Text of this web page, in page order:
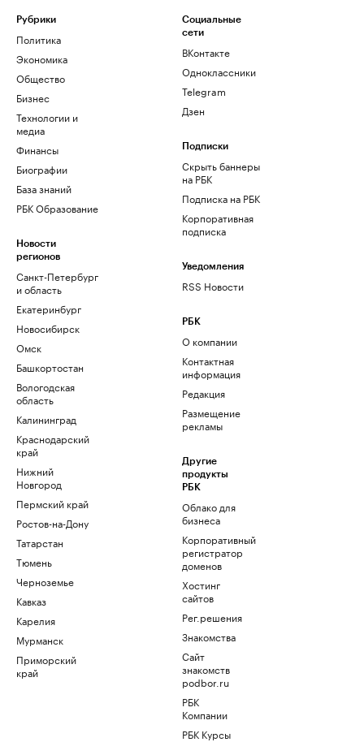
Рубрики
Политика
Экономика
Общество
Бизнес
Технологии и
медиа
Финансы
Биографии
База знаний
РБК Образование
Новости
регионов
Санкт-Петербург
и область
Екатеринбург
Новосибирск
Омск
Башкортостан
Вологодская
область
Калининград
Краснодарский
край
Нижний
Новгород
Пермский край
Ростов-на-Дону
Татарстан
Тюмень
Черноземье
Кавказ
Карелия
Мурманск
Приморский
край
Социальные
сети
ВКонтакте
Одноклассники
Telegram
Дзен
Подписки
Скрыть баннеры
на РБК
Подписка на РБК
Корпоративная
подписка
Уведомления
RSS Новости
РБК
О компании
Контактная
информация
Редакция
Размещение
рекламы
Другие
продукты
РБК
Облако для
бизнеса
Корпоративный
регистратор
доменов
Хостинг
сайтов
Рег.решения
Знакомства
Сайт
знакомств
podbor.ru
РБК
Компании
РБК Курсы